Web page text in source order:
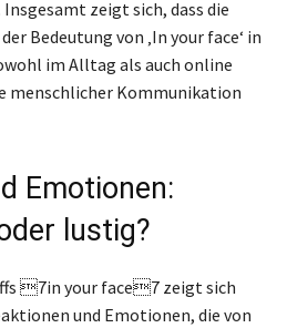
zeigt sich, dass die
Bedeutung von ‚In your face‘ in
im Alltag als auch online
menschlicher Kommunikation
Emotionen:
lustig?
7in your face7 zeigt sich
und Emotionen, die von